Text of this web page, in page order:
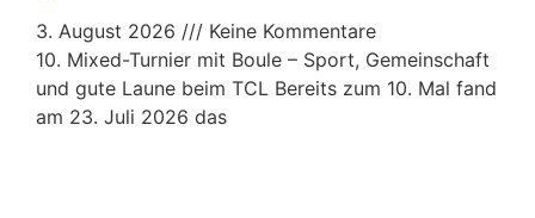
3. August 2026
Keine Kommentare
10. Mixed-Turnier mit Boule – Sport, Gemeinschaft
und gute Laune beim TCL Bereits zum 10. Mal fand
am 23. Juli 2026 das